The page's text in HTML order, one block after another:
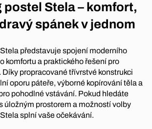
postel Stela – komfort,
spánek v jednom
představuje spojení moderního
komfortu a praktického řešení pro
propracované třívrstvé konstrukci
oporu páteře, výborné kopírování těla a
pohodlné vstávání. Pokud hledáte
úložným prostorem a možností volby
splní vaše očekávání.